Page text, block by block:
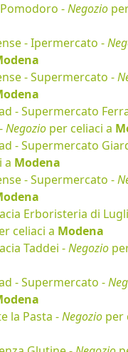
-Negozio
- Ipermercato -
- Supermercato -
- Supermercato
Negozio per celiaci a
- Supermercato
a Modena
- Supermercato -
Erboristeria di
celiaci a Modena
Taddei -Negozio
- Supermercato -
la Pasta -Negozio per